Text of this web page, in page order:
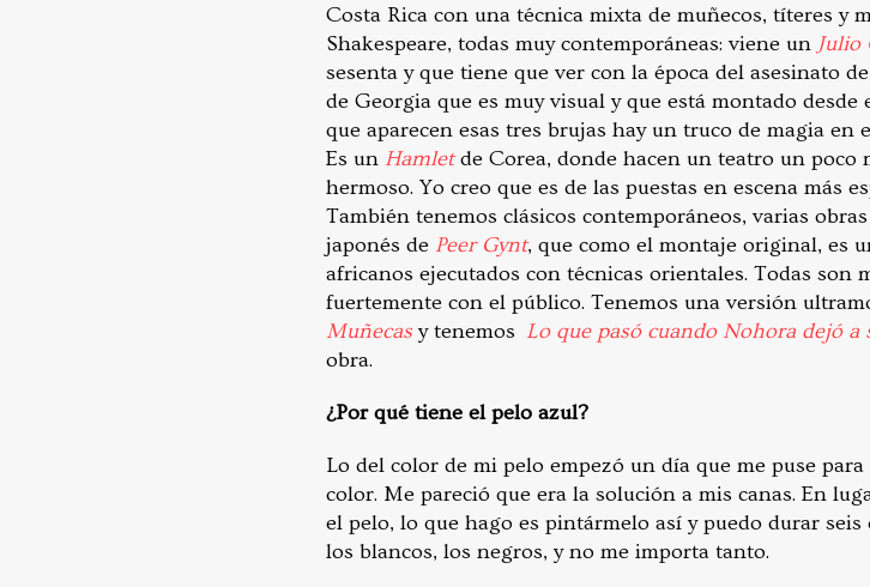
Costa Rica con una técnica mixta de muñecos, títeres y
Shakespeare, todas muy contemporáneas: viene un Julio
sesenta y que tiene que ver con la época del asesinato
de Georgia que es muy visual y que está montado
que aparecen esas tres brujas hay un truco de magia en
Es un Hamletde Corea, donde hacen un teatro un poco
hermoso. Yo creo que es de las puestas en escena más
También tenemos clásicos contemporáneos, varias
japonés de Peer Gynt, que como el montaje original, es
africanos ejecutados con técnicas orientales. Todas son
fuertemente con el público. Tenemos una versión
Muñecasy tenemos Lo que pasó cuando Nohora dejó a
obra.
¿Por qué tiene el pelo azul?
Lo del color de mi pelo empezó un día que me puse
color. Me pareció que era la solución a mis canas. En
el pelo, lo que hago es pintármelo así y puedo durar
los blancos, los negros, y no me importa tanto.